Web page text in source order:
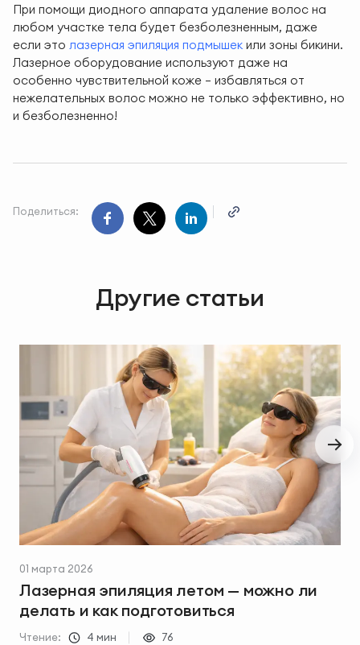
При помощи диодного аппарата удаление волос на
любом участке тела будет безболезненным, даже
если это лазерная эпиляция подмышек или зоны бикини.
Лазерное оборудование используют даже на
особенно чувствительной коже — избавляться от
нежелательных волос можно не только эффективно, но
и безболезненно!
Поделиться:
Другие статьи
01 марта 2026
Лазерная эпиляция летом — можно ли
делать и как подготовиться
Чтение: 4 мин 76